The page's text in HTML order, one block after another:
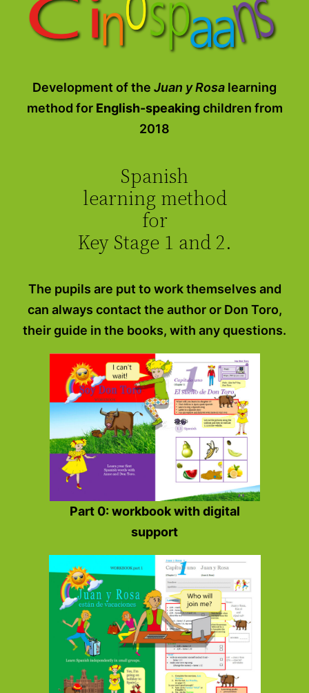
Development of the Juan y Rosa learning
method for English-speakingchildren from
2018
Spanish
learning method
for
Key Stage 1 and 2.
The pupils are put to work themselves and
can always contact the author or Don Toro,
their guide in the books, with any questions.
Part 0: workbook with digital
support